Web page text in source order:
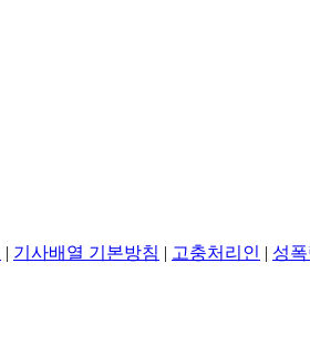
| 기사배열 기본방침 | 고충처리인 | 성폭